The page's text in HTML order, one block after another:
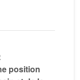
position